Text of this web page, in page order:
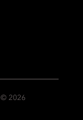
2026 © Mandarin Oriental Hotel Group Limited